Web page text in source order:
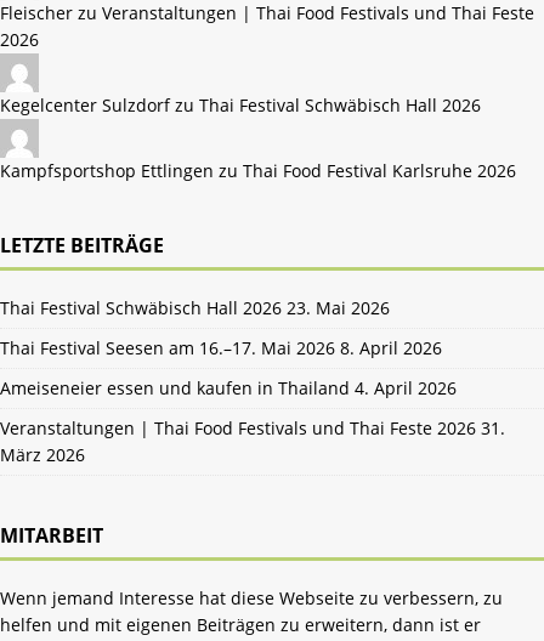
Fleischer zu Veranstaltungen | Thai Food Festivals und Thai Feste
2026
Kegelcenter Sulzdorf zu Thai Festival Schwäbisch Hall 2026
Kampfsportshop Ettlingen zu Thai Food Festival Karlsruhe 2026
LETZTE BEITRÄGE
Thai Festival Schwäbisch Hall 2026 23. Mai 2026
Thai Festival Seesen am 16.–17. Mai 2026 8. April 2026
Ameiseneier essen und kaufen in Thailand 4. April 2026
Veranstaltungen | Thai Food Festivals und Thai Feste 2026 31.
März 2026
MITARBEIT
Wenn jemand Interesse hat diese Webseite zu verbessern, zu
helfen und mit eigenen Beiträgen zu erweitern, dann ist er